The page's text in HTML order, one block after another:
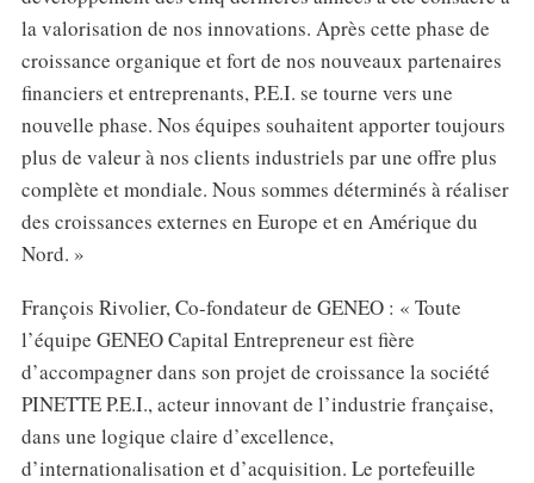
la valorisation de nos innovations. Après cette phase de
croissance organique et fort de nos nouveaux partenaires
financiers et entreprenants, P.E.I. se tourne vers une
nouvelle phase. Nos équipes souhaitent apporter toujours
plus de valeur à nos clients industriels par une offre plus
complète et mondiale. Nous sommes déterminés à réaliser
des croissances externes en Europe et en Amérique du
Nord. »
François Rivolier, Co-fondateur de GENEO : « Toute
l’équipe GENEO Capital Entrepreneur est fière
d’accompagner dans son projet de croissance la société
PINETTE P.E.I., acteur innovant de l’industrie française,
dans une logique claire d’excellence,
d’internationalisation et d’acquisition. Le portefeuille